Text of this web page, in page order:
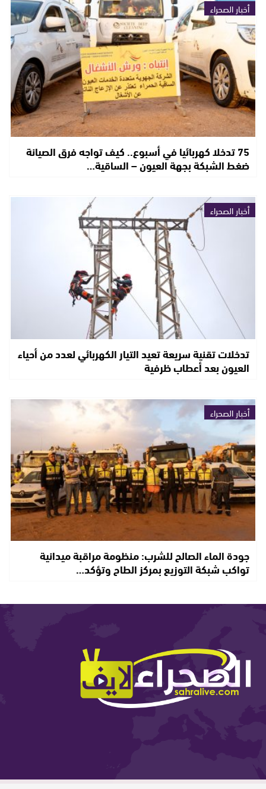
أخبار الصحراء
75 تدخلا كهربائيا في أسبوع.. كيف تواجه فرق الصيانة
ضغط الشبكة بجهة العيون – الساقية…
أخبار الصحراء
تدخلات تقنية سريعة تعيد التيار الكهربائي لعدد من أحياء
العيون بعد أعطاب ظرفية
أخبار الصحراء
جودة الماء الصالح للشرب: منظومة مراقبة ميدانية
تواكب شبكة التوزيع بمركز الطاح وتؤكد…